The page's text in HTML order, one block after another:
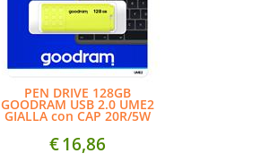
PEN DRIVE 128GB
GOODRAM USB 2.0 UME2
GIALLA con CAP 20R/5W
€16,86